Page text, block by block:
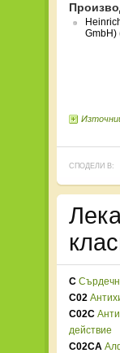
GmbH)
СПОДЕЛИ В:
C
C02
C02C
действие
C02CA